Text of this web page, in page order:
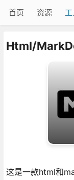
首页 资源
Html/
这是一款html和